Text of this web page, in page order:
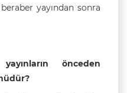
yayından sonra
önceden